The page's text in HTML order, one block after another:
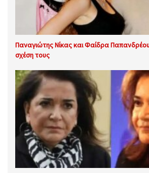
Παναγιώτης Νίκας και Φαίδρα
σχέση τους